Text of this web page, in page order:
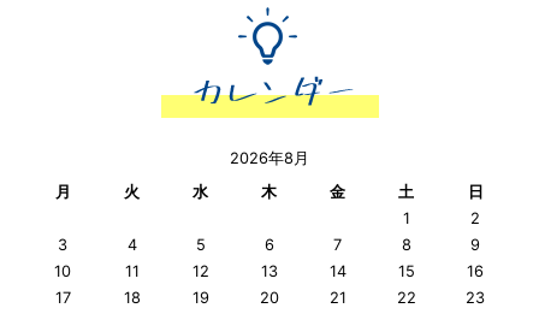
2026年8月
月
火 水 木 金 土 日
1
2
3
4 5 6 7 8
9
10
11 12 13 14 15
16
17
18 19 20 21 22
23